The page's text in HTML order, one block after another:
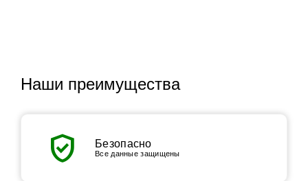
Наши преимущества
verified_user Безопасно
Все данные защищены